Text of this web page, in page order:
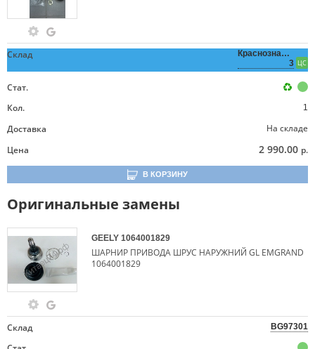
Склад
Краснознаменная,
3 ЦС
Стат.
Кол.
1
Доставка
На складе
Цена
2 990.00 р.
В КОРЗИНУ
Оригинальные замены
GEELY 1064001829
ШАРНИР ПРИВОДА ШРУС НАРУЖНИЙ GL EMGRAND
1064001829
Склад BG97301